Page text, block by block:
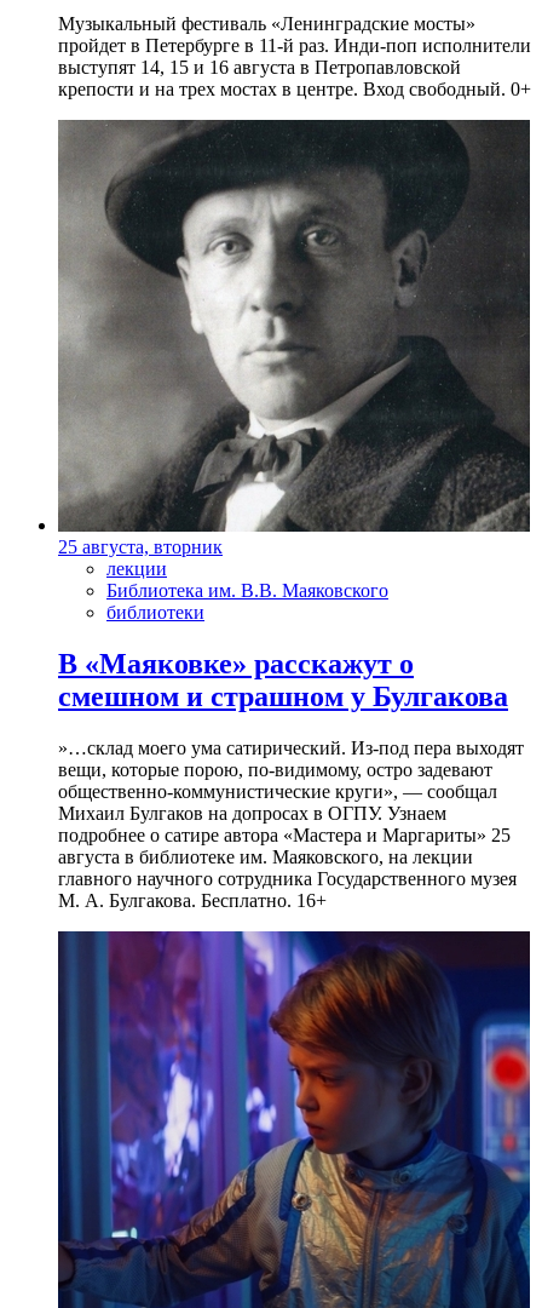
Музыкальный фестиваль «Ленинградские мосты»
пройдет в Петербурге в 11-й раз. Инди-поп исполнители
выступят 14, 15 и 16 августа в Петропавловской
крепости и на трех мостах в центре. Вход свободный. 0+
25 августа, вторник
лекции
Библиотека им. В.В. Маяковского
библиотеки
В «Маяковке» расскажут о
смешном и страшном у Булгакова
»…склад моего ума сатирический. Из-под пера выходят
вещи, которые порою, по-видимому, остро задевают
общественно-коммунистические круги», — сообщал
Михаил Булгаков на допросах в ОГПУ. Узнаем
подробнее о сатире автора «Мастера и Маргариты» 25
августа в библиотеке им. Маяковского, на лекции
главного научного сотрудника Государственного музея
М. А. Булгакова. Бесплатно. 16+